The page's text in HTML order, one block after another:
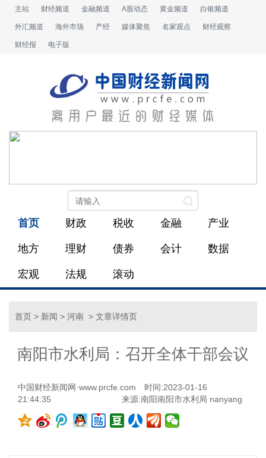
主站 财经频道 金融频道 A股动态 黄金频道 白银频道
外汇频道 海外市场 产经 媒体聚焦 名家观点 财经观察
财经报 电子版
首页 财政 税收 金融 产业
地方 理财 债券 会计 数据
宏观 法规 滚动
首页 > 新闻 > 河南 > 文章详情页
南阳市水利局：召开全体干部会议
中国财经新闻网·www.prcfe.com
时间:2023-01-16
21:44:35
来源:南阳南阳市水利局 nanyang